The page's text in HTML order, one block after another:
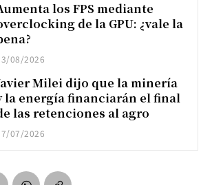
los FPS mediante
de la GPU: ¿vale la
08/2026
Milei dijo que la minería
la energía financiarán el final
las retenciones al agro
07/2026